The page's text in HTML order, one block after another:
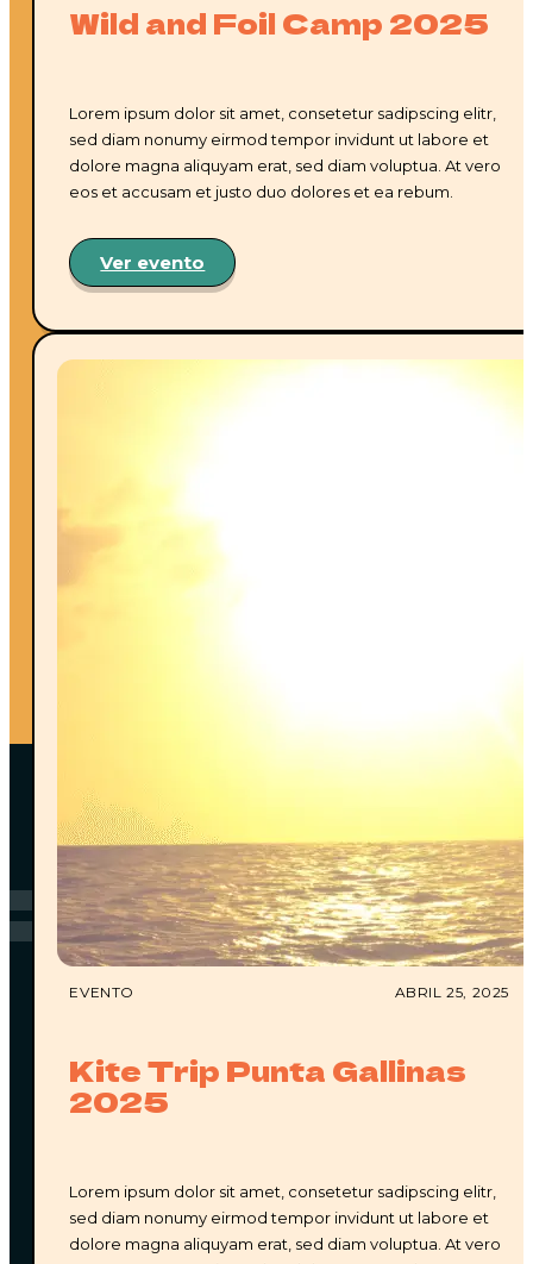
Wild and Foil Camp 2025
Lorem ipsum dolor sit amet, consetetur sadipscing elitr,
sed diam nonumy eirmod tempor invidunt ut labore et
dolore magna aliquyam erat, sed diam voluptua. At vero
eos et accusam et justo duo dolores et ea rebum.
Ver evento
EVENTO ABRIL 25, 2025
Kite Trip Punta Gallinas
2025
Lorem ipsum dolor sit amet, consetetur sadipscing elitr,
sed diam nonumy eirmod tempor invidunt ut labore et
dolore magna aliquyam erat, sed diam voluptua. At vero
PREGUNTAS
FRECUENTES
El aeropuerto más cercano es elAlmirante Padilla
ubicado en Riohacha, La Guajira. Desde allí estamos